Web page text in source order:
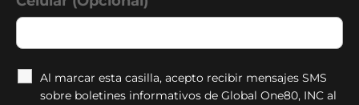
Al marcar esta casilla, acepto recibir mensajes SMS
sobre boletines informativos de Global One80, INC al